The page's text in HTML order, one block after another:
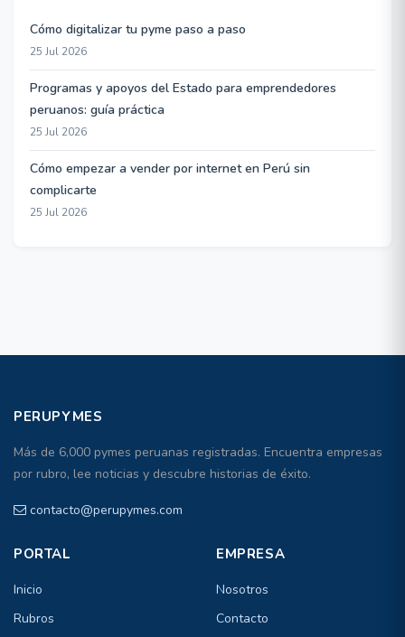
Cómo digitalizar tu pyme paso a paso
25 Jul 2026
Programas y apoyos del Estado para emprendedores
peruanos: guía práctica
25 Jul 2026
Cómo empezar a vender por internet en Perú sin
complicarte
25 Jul 2026
PERUPYMES
Más de 6,000 pymes peruanas registradas. Encuentra empresas
por rubro, lee noticias y descubre historias de éxito.
contacto@perupymes.com
PORTAL
Inicio
Rubros
EMPRESA
Nosotros
Contacto